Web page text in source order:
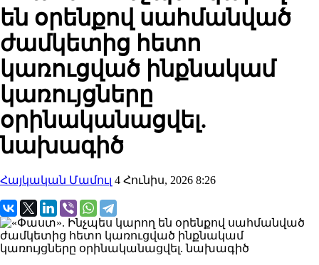
են օրենքով սահմանված
ժամկետից հետո
կառուցված ինքնակամ
կառույցները
օրինականացվել.
նախագիծ
Հայկական Մամուլ 4 Հունիս, 2026 8:26